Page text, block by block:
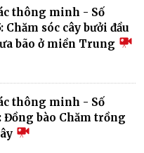
thông minh - Số
Chăm sóc cây bưởi đầu
bão ở miền Trung
thông minh - Số
Đồng bào Chăm trồng